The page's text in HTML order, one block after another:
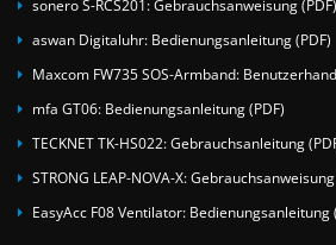
sonero S-RCS201: Gebrauchsanweisung (PDF)
aswan Digitaluhr: Bedienungsanleitung (PDF)
Maxcom FW735 SOS-Armband:
mfa GT06: Bedienungsanleitung (PDF)
TECKNET TK-HS022: Gebrauchsanleitung
STRONG LEAP-NOVA-X: Gebrauchsanweisung
EasyAcc F08 Ventilator: Bedienungsanleitung